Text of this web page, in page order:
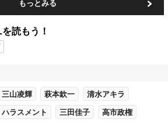
もっとみる
読もう！
三山凌輝 萩本欽一 清水アキラ
ハラスメント 三田佳子 高市政権